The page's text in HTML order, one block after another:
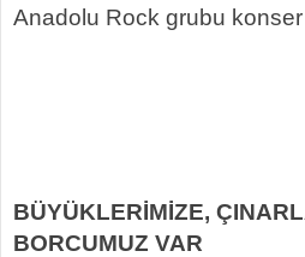
Anadolu Rock grubu
BÜYÜKLERİMİZE,
BORCUMUZ VAR